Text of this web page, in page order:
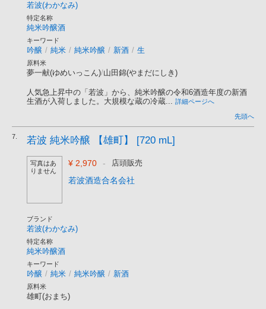
若波(わかなみ)
特定名称
純米吟醸酒
キーワード
吟醸 / 純米 / 純米吟醸 / 新酒 / 生
原料米
夢一献(ゆめいっこん)/山田錦(やまだにしき)
人気急上昇中の「若波」から、純米吟醸の令和6酒造年度の新酒
生酒が入荷しました。大規模な蔵の冷蔵... 詳細ページへ
先頭へ
7. 若波 純米吟醸 【雄町】 [720 mL]
写真はあ
りません
¥ 2,970 - 店頭販売
若波酒造合名会社
ブランド
若波(わかなみ)
特定名称
純米吟醸酒
キーワード
吟醸 / 純米 / 純米吟醸 / 新酒
原料米
雄町(おまち)